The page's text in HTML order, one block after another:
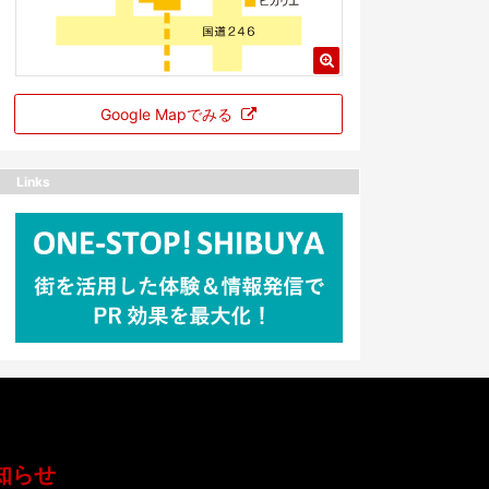
Google Mapでみる
Links
らせ